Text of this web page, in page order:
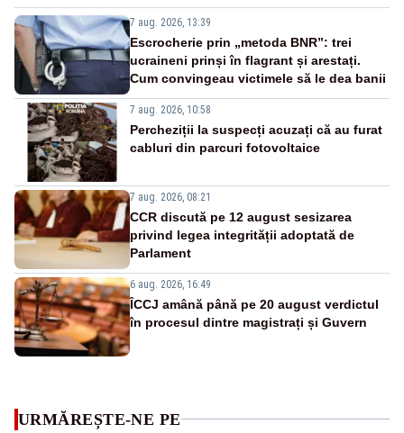
7 aug. 2026, 13:39
Escrocherie prin „metoda BNR”: trei
ucraineni prinși în flagrant și arestați.
Cum convingeau victimele să le dea banii
7 aug. 2026, 10:58
Percheziții la suspecți acuzați că au furat
cabluri din parcuri fotovoltaice
7 aug. 2026, 08:21
CCR discută pe 12 august sesizarea
privind legea integrității adoptată de
Parlament
6 aug. 2026, 16:49
ÎCCJ amână până pe 20 august verdictul
în procesul dintre magistrați și Guvern
URMĂREȘTE-NE PE